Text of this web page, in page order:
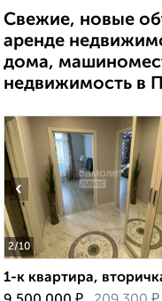
Свежие, новые
аренде
дома,
недвижимость в
2/10
‹
1-к квартира,